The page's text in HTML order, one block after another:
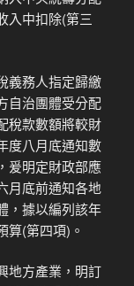
入中扣除(第三
義務人指定歸繳
自治團體受分配
稅款數額將較財
度八月底通知數
爰明定財政部應
月底前通知各地
，據以編列該年
算(第四項)。
地方產業，明訂